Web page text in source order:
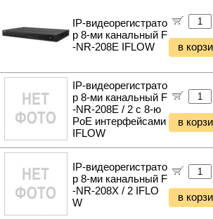
IP-видеорегистрато
р 8-ми канальный F
-NR-208E IFLOW
в
IP-видеорегистрато
р 8-ми канальный F
-NR-208E / 2 с 8-ю
PoE интерфейсами
IFLOW
в
IP-видеорегистрато
р 8-ми канальный F
-NR-208X / 2 IFLO
W
в